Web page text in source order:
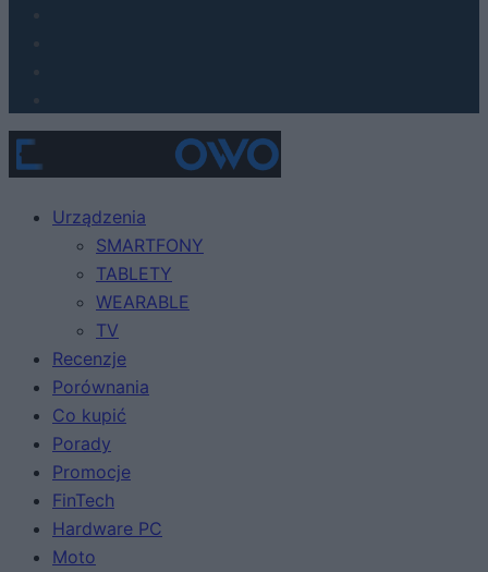
Urządzenia
SMARTFONY
TABLETY
WEARABLE
TV
Recenzje
Porównania
Co kupić
Porady
Promocje
FinTech
Hardware PC
Moto